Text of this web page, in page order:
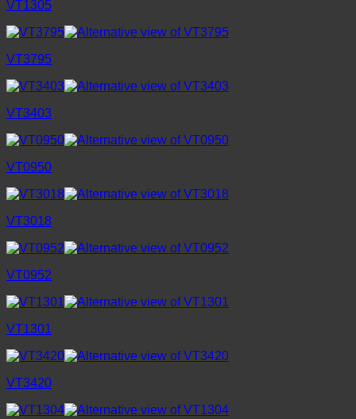
VT1305
VT3795
VT3403
VT0950
VT3018
VT0952
VT1301
VT3420